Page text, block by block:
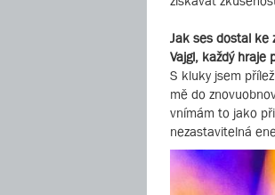
Jak ses dostal ke
Vajgl, každý hraje
S kluky jsem
mě do
vnímám to jako
nezastavitelná